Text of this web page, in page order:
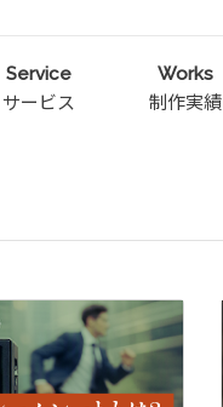
Service
サービス
Works
制作実績